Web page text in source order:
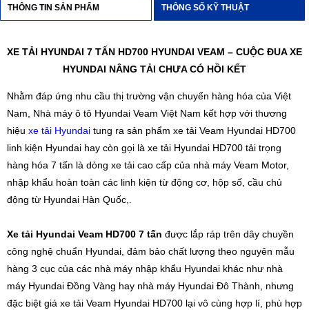
THÔNG TIN SẢN PHẨM THÔNG SỐ KỸ THUẬT
XE TẢI HYUNDAI 7 TẤN HD700 HYUNDAI VEAM – CUỘC ĐUA XE
HYUNDAI NÂNG TẢI CHƯA CÓ HỒI KẾT
Nhằm đáp ứng nhu cầu thị trường vận chuyển hàng hóa của Việt
Nam, Nhà máy ô tô Hyundai Veam Việt Nam kết hợp với thương
hiệu xe tải Hyundai tung ra sản phẩm xe tải Veam Hyundai HD700
linh kiện Hyundai hay còn gọi là xe tải Hyundai HD700 tải trọng
hàng hóa 7 tấn là dòng xe tải cao cấp của nhà máy Veam Motor,
nhập khẩu hoàn toàn các linh kiện từ động cơ, hộp số, cầu chủ
động từ Hyundai Hàn Quốc,.
Xe tải Hyundai Veam HD700 7 tấn được lắp ráp trên dây chuyền
công nghệ chuẩn Hyundai, đảm bảo chất lượng theo nguyên mẫu
hàng 3 cục của các nhà máy nhập khẩu Hyundai khác như nhà
máy Hyundai Đồng Vàng hay nhà máy Hyundai Đô Thành, nhưng
đặc biệt giá xe tải Veam Hyundai HD700 lại vô cùng hợp lí, phù hợp